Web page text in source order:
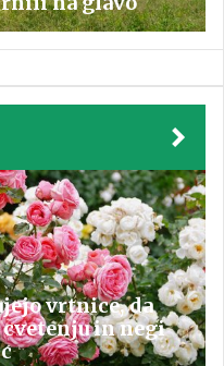
vrtnice, da
cvetenju in negi